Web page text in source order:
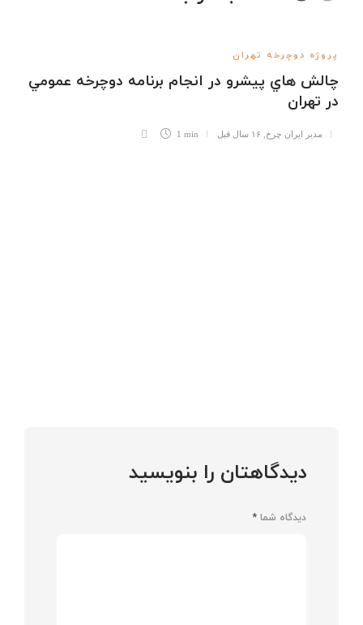
پروژه دوچرخه تهران
چالش هاي پيشرو در انجام برنامه دوچرخه عمومي
در تهران
مدیر ایران چرخ ۱۶ سال قبل 1 min
دیدگاهتان را بنویسید
دیدگاه شما *